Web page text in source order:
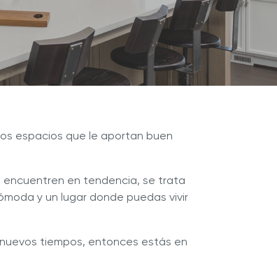
®Extractor de Jugos Royal Prestige ExperTea
Deliciosas
espacios que le aportan buen
encuentren en tendencia, se trata
y un lugar donde puedas vivir
tiempos, entonces estás en